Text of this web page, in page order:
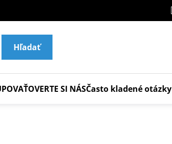
Hľadať
OVERTE SI NÁSČasto kladené otázky